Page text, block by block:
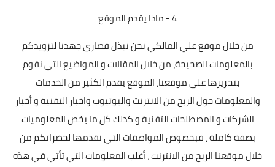
4 - ماذا يقدم الموقع
من خلال موقع علي المالكي نحن نبذل قصارى جهدنا لتزويدكم
بالمعلومات الصحيحة، من خلال المقالات و المواضيع التي نقوم
بتحريرها على موقعنا، الموقع يقدم الكثير من الخدمات
والمعلومات حول الربح من الانترنت واليوتيوب واخبار التقنية و أخبار
الشركات و المصطلحات التقنية و كذلك كل ما يخص المعلوميات
بصفة كاملة ، فبخصوص المواصفات التي نقدمها لحضراتكم من
خلال موقعنا الربح من الانترنت ، أغلب المعلومات التي تأتي في هذه